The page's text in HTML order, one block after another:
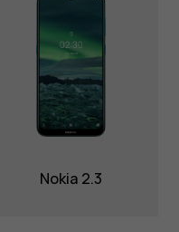
Nokia 2.3